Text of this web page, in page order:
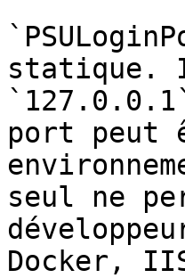
statique.
port peut
seul ne
Docker,